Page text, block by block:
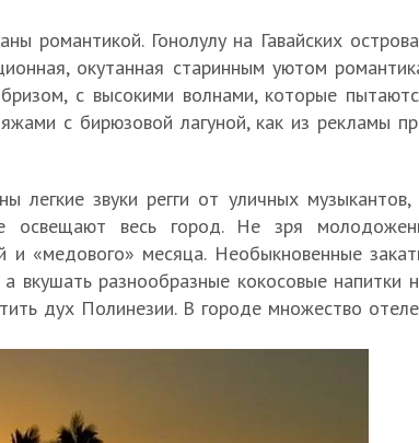
романтикой. Гонолулу на Гавайских
окутанная старинным уютом
с высокими волнами, которые
с бирюзовой лагуной, как из рекламы
легкие звуки регги от уличных музыкантов,
освещают весь город. Не зря
и «медового» месяца. Необыкновенные
вкушать разнообразные кокосовые напитки
дух Полинезии. В городе множество